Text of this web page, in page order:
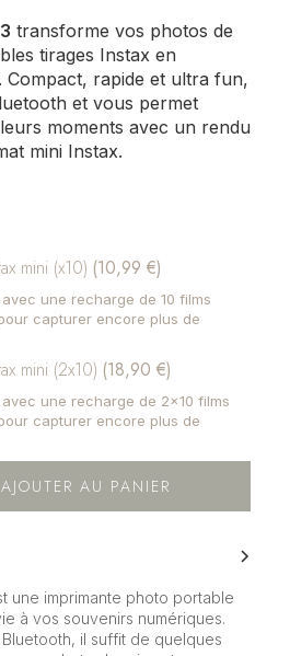
transforme vos photos de
tirages Instax en
Compact, rapide et ultra fun,
et vous permet
moments avec un rendu
mini Instax.
mini (x10) (10,99 €)
une recharge de 10 films
capturer encore plus de
mini (2x10) (18,90 €)
avec une recharge de 2x10 films
capturer encore plus de
AJOUTER AU PANIER
une imprimante photo portable
à vos souvenirs numériques.
il suffit de quelques